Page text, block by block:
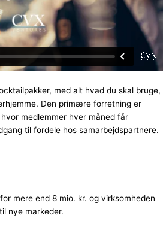
med alt hvad du skal bruge,
Den primære forretning er
medlemmer hver måned får
til fordele hos samarbejdspartnere.
mere end 8 mio. kr. og virksomheden
nye markeder.